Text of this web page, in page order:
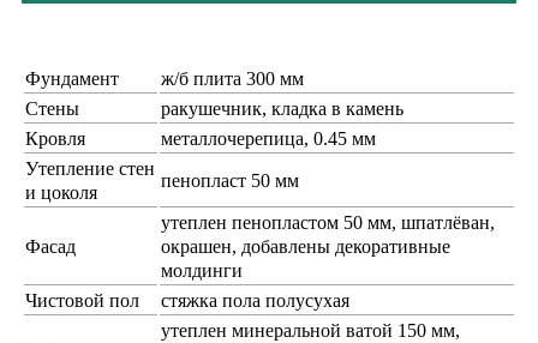
Фундамент
ж/б плита 300 мм
Стены
ракушечник, кладка в камень
Кровля
металлочерепица, 0.45 мм
Утепление стен
и цоколя
пенопласт 50 мм
Фасад
утеплен пенопластом 50 мм, шпатлёван,
окрашен, добавлены декоративные
молдинги
Чистовой пол
стяжка пола полусухая
утеплен минеральной ватой 150 мм,